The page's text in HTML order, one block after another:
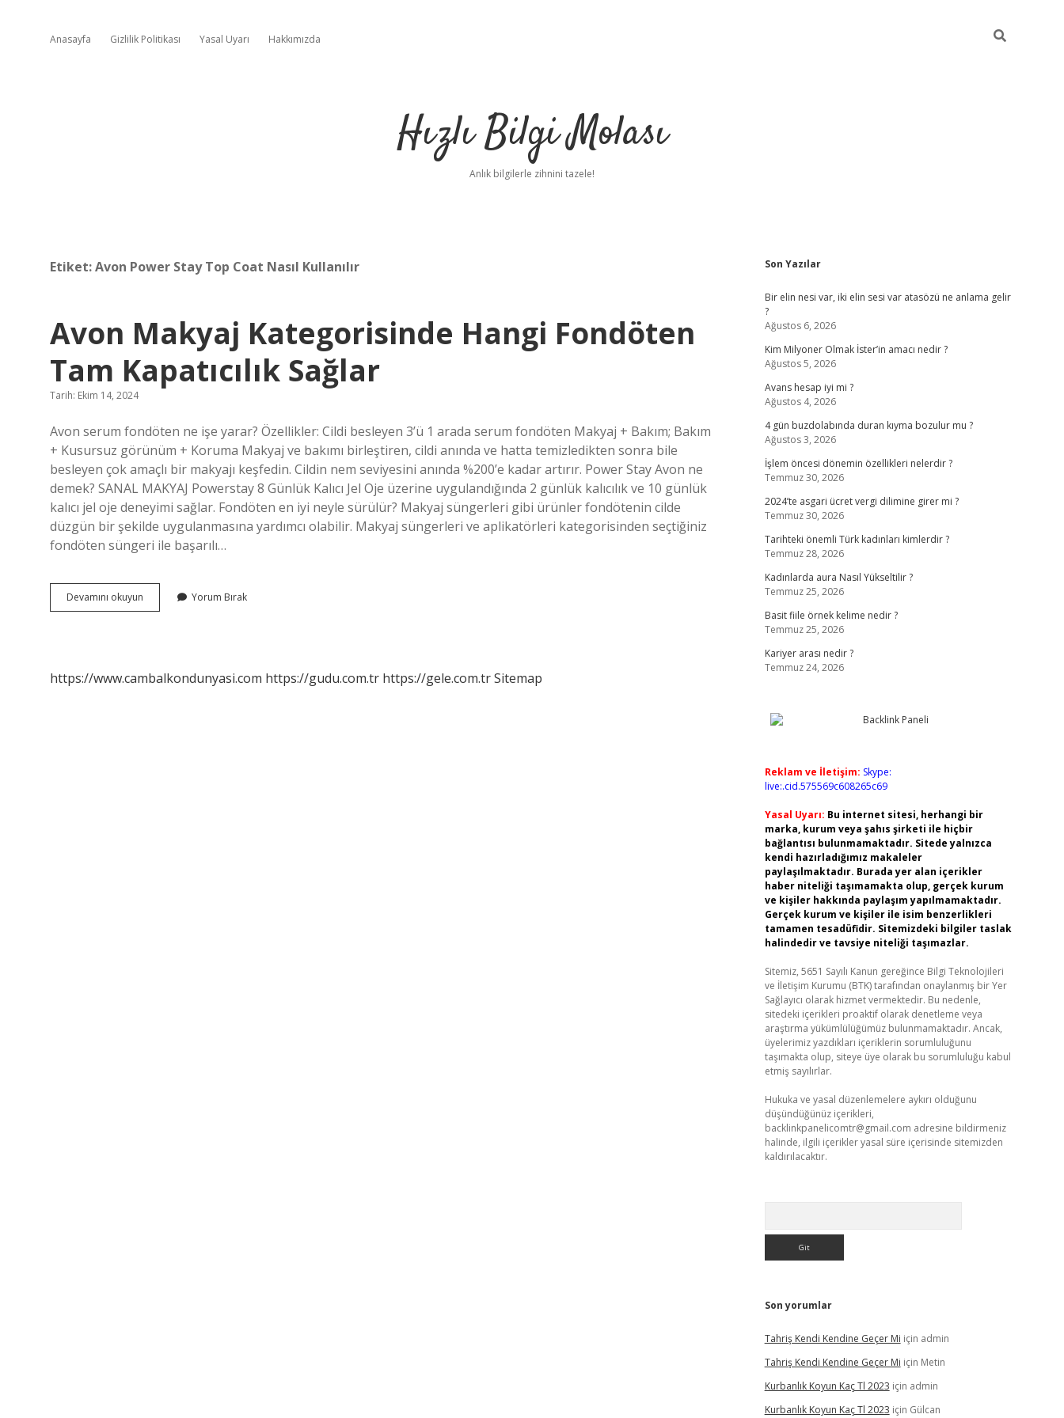
Anasayfa Gizlilik Politikası Yasal Uyarı Hakkımızda
Hızlı Bilgi Molası
Anlık bilgilerle zihnini tazele!
Etiket:Avon Power Stay Top Coat Nasıl Kullanılır
Avon Makyaj Kategorisinde Hangi Fondöten
Tam Kapatıcılık Sağlar
Tarih: Ekim 14, 2024
Avon serum fondöten ne işe yarar? Özellikler: Cildi besleyen 3’ü 1 arada serum fondöten Makyaj + Bakım; Bakım
+ Kusursuz görünüm + Koruma Makyaj ve bakımı birleştiren, cildi anında ve hatta temizledikten sonra bile
besleyen çok amaçlı bir makyajı keşfedin. Cildin nem seviyesini anında %200’e kadar artırır. Power Stay Avon ne
demek? SANAL MAKYAJ Powerstay 8 Günlük Kalıcı Jel Oje üzerine uygulandığında 2 günlük kalıcılık ve 10 günlük
kalıcı jel oje deneyimi sağlar. Fondöten en iyi neyle sürülür? Makyaj süngerleri gibi ürünler fondötenin cilde
düzgün bir şekilde uygulanmasına yardımcı olabilir. Makyaj süngerleri ve aplikatörleri kategorisinden seçtiğiniz
fondöten süngeri ile başarılı…
Devamını okuyun
Makyaj
Kapatıcılık
Yorum Bırak
https://www.cambalkondunyasi.com https://gudu.com.tr https://gele.com.trSitemap
Sidebar
Son Yazılar
Bir elin nesi var, iki elin sesi var atasözü ne anlama gelir
?
Ağustos 6, 2026
Kim Milyoner Olmak İster’in amacı nedir ?
Ağustos 5, 2026
Avans hesap iyi mi ?
Ağustos 4, 2026
4 gün buzdolabında duran kıyma bozulur mu ?
Ağustos 3, 2026
İşlem öncesi dönemin özellikleri nelerdir ?
Temmuz 30, 2026
2024’te asgari ücret vergi dilimine girer mi ?
Temmuz 30, 2026
Tarihteki önemli Türk kadınları kimlerdir ?
Temmuz 28, 2026
Kadınlarda aura Nasıl Yükseltilir ?
Temmuz 25, 2026
Basit fiile örnek kelime nedir ?
Temmuz 25, 2026
Kariyer arası nedir ?
Temmuz 24, 2026
Reklam ve İletişim: Skype:
live:.cid.575569c608265c69
Yasal Uyarı: Bu internet sitesi, herhangi bir
marka, kurum veya şahıs şirketi ile hiçbir
bağlantısı bulunmamaktadır. Sitede yalnızca
kendi hazırladığımız makaleler
paylaşılmaktadır. Burada yer alan içerikler
haber niteliği taşımamakta olup, gerçek kurum
ve kişiler hakkında paylaşım yapılmamaktadır.
Gerçek kurum ve kişiler ile isim benzerlikleri
tamamen tesadüfidir. Sitemizdeki bilgiler taslak
halindedir ve tavsiye niteliği taşımazlar.
Sitemiz, 5651 Sayılı Kanun gereğince Bilgi Teknolojileri
ve İletişim Kurumu (BTK) tarafından onaylanmış bir Yer
Sağlayıcı olarak hizmet vermektedir. Bu nedenle,
sitedeki içerikleri proaktif olarak denetleme veya
araştırma yükümlülüğümüz bulunmamaktadır. Ancak,
üyelerimiz yazdıkları içeriklerin sorumluluğunu
taşımakta olup, siteye üye olarak bu sorumluluğu kabul
etmiş sayılırlar.
Hukuka ve yasal düzenlemelere aykırı olduğunu
düşündüğünüz içerikleri,
backlinkpanelicomtr@gmail.com adresine bildirmeniz
halinde, ilgili içerikler yasal süre içerisinde sitemizden
kaldırılacaktır.
Son yorumlar
Tahriş Kendi Kendine Geçer Mi için admin
Tahriş Kendi Kendine Geçer Mi için Metin
Kurbanlık Koyun Kaç Tl 2023 için admin
Kurbanlık Koyun Kaç Tl 2023 için Gülcan